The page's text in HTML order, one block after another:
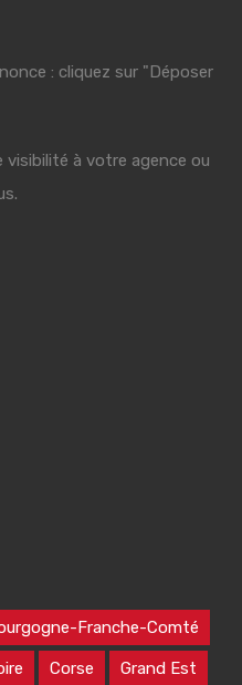
: cliquez sur "Déposer
visibilité à votre agence ou
Franche-Comté
Corse Grand Est